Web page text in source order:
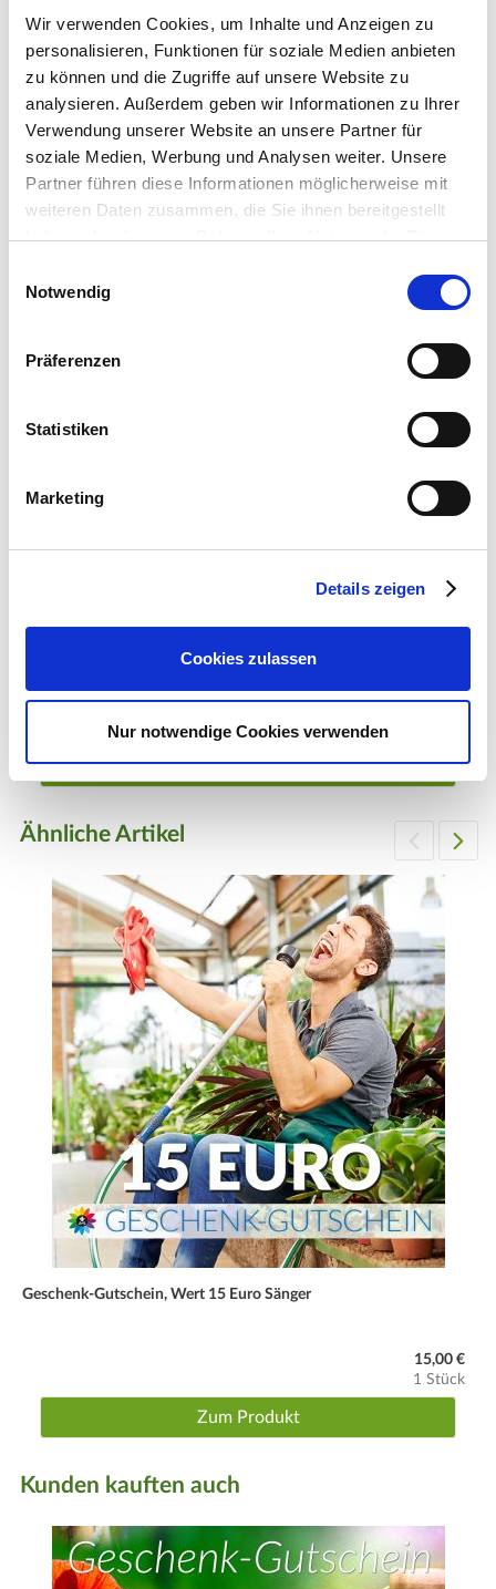
Wir verwenden Cookies, um Inhalte und Anzeigen zu
personalisieren, Funktionen für soziale Medien anbieten
zu können und die Zugriffe auf unsere Website zu
analysieren. Außerdem geben wir Informationen zu Ihrer
Verwendung unserer Website an unsere Partner für
soziale Medien, Werbung und Analysen weiter. Unsere
Partner führen diese Informationen möglicherweise mit
weiteren Daten zusammen, die Sie ihnen bereitgestellt
haben oder die sie im Rahmen Ihrer Nutzung der Dienste
betätigen Sie anschließend den "OK"-Button:
Notwendig
Präferenzen
Statistiken
Marketing
Details zeigen
Cookies zulassen
Nur notwendige Cookies verwenden
Zubehör Produkte
Zum Produkt
Ähnliche Artikel
Geschenk-Gutschein, Wert 15 Euro Sänger
15,00 €
1 Stück
Zum Produkt
Kunden kauften auch